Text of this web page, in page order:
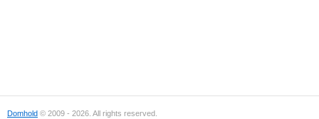
Domhold © 2009 - 2026. All rights reserved.